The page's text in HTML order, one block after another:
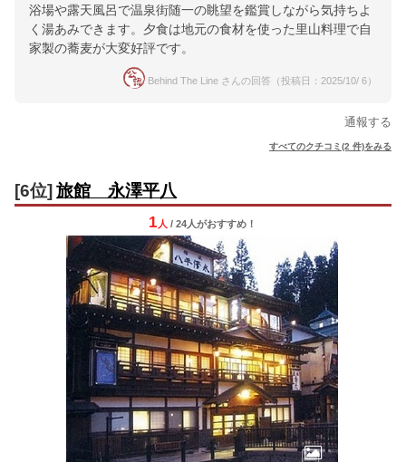
浴場や露天風呂で温泉街随一の眺望を鑑賞しながら気持ちよ
く湯あみできます。夕食は地元の食材を使った里山料理で自
家製の蕎麦が大変好評です。
Behind The Line さんの回答（投稿日：2025/10/ 6）
通報する
すべてのクチコミ(2 件)をみる
[6位] 旅館 永澤平八
1 人 / 24人がおすすめ！